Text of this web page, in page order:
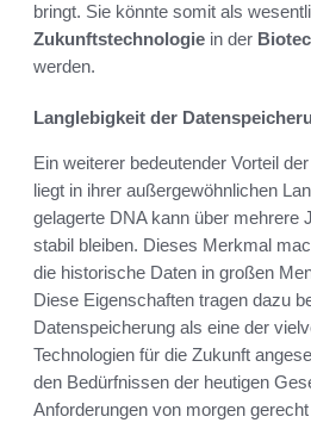
bringt. Sie könnte somit als
Zukunftstechnologie in der
werden.
Langlebigkeit der
Ein weiterer bedeutender Vorteil
liegt in ihrer außergewöhnlichen
gelagerte DNA kann über mehrere
stabil bleiben. Dieses Merkmal
die historische Daten in großen
Diese Eigenschaften tragen dazu
Datenspeicherung als eine der
Technologien für die Zukunft
den Bedürfnissen der heutigen
Anforderungen von morgen